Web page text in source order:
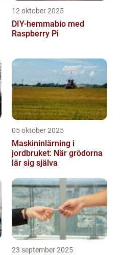
12 oktober 2025
DIY-hemmabio med
Raspberry Pi
05 oktober 2025
Maskininlärning i
jordbruket: När grödorna
lär sig själva
23 september 2025